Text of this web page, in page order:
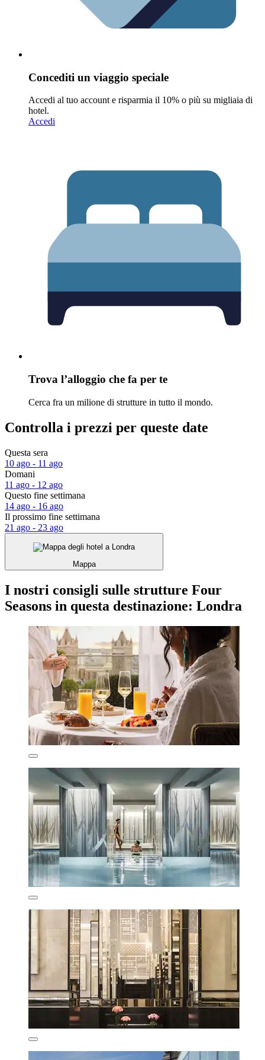
Concediti un viaggio speciale
Accedi al tuo account e risparmia il 10% o più su migliaia di
hotel.
Accedi
Trova l’alloggio che fa per te
Cerca fra un milione di strutture in tutto il mondo.
Controlla i prezzi per queste date
Questa sera
10 ago - 11 ago
Domani
11 ago - 12 ago
Questo fine settimana
14 ago - 16 ago
Il prossimo fine settimana
21 ago - 23 ago
Mappa
I nostri consigli sulle strutture Four
Seasons in questa destinazione: Londra